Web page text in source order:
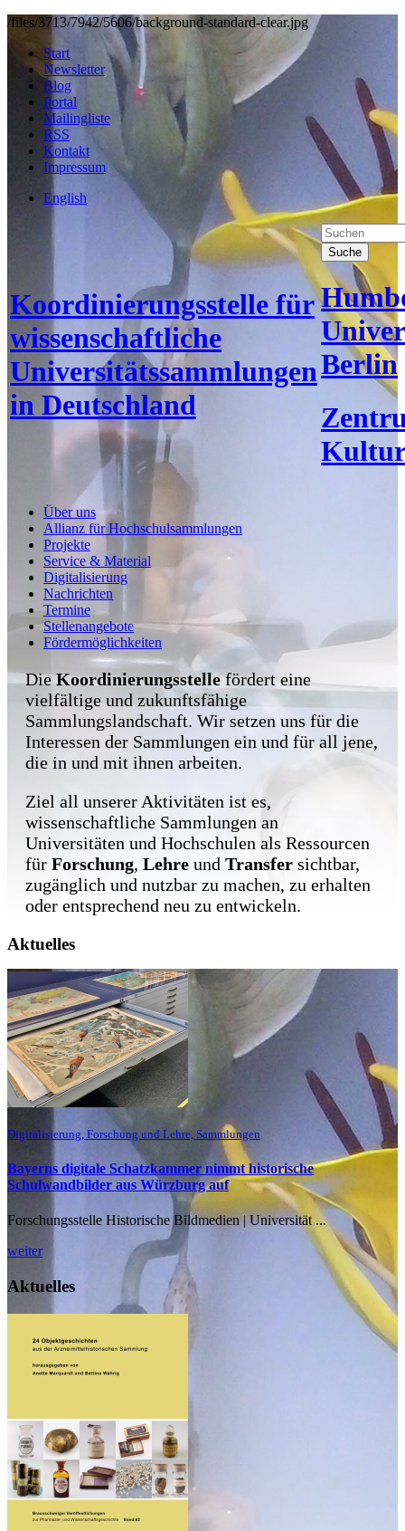
/files/3713/7942/5606/background-standard-clear.jpg
Start
Newsletter
Blog
Portal
Mailingliste
RSS
Kontakt
Impressum
English
Koordinierungsstelle für
wissenschaftliche
Universitätssammlungen
in Deutschland
Suche
Berlin
Über uns
Allianz für Hochschulsammlungen
Projekte
Service & Material
Digitalisierung
Nachrichten
Termine
Stellenangebote
Fördermöglichkeiten
DieKoordinierungsstellefördert eine
vielfältige und zukunftsfähige
Sammlungslandschaft. Wir setzen uns für die
Interessen der Sammlungen ein und für all jene,
die in und mit ihnen arbeiten.
Ziel all unserer Aktivitäten ist es,
wissenschaftliche Sammlungen an
Universitäten und Hochschulen als Ressourcen
für Forschung, Lehre und Transfer sichtbar,
zugänglich und nutzbar zu machen, zu erhalten
oder entsprechend neu zu entwickeln.
Aktuelles
Digitalisierung, Forschung und Lehre, Sammlungen
Bayerns digitale Schatzkammer nimmt historische
Schulwandbilder aus Würzburg auf
Forschungsstelle Historische Bildmedien | Universität ...
weiter
Aktuelles